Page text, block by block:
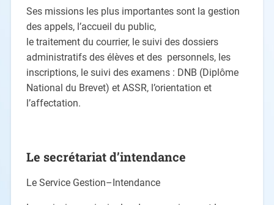
Ses missions les plus importantes sont la gestion
des appels, l’accueil du public,
le traitement du courrier, le suivi des dossiers
administratifs des élèves et des personnels, les
inscriptions, le suivi des examens : DNB (Diplôme
National du Brevet) et ASSR, l’orientation et
l’affectation.
Le secrétariat d’intendance
Le Service Gestion–Intendance